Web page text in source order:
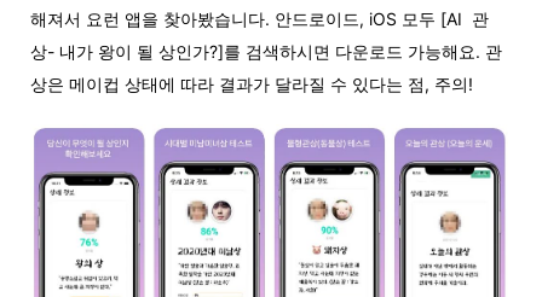
해져서 요런 앱을 찾아봤습니다. 안드로이드, iOS 모두 [AI 관
상- 내가 왕이 될 상인가?]를 검색하시면 다운로드 가능해요. 관
상은 메이컵 상태에 따라 결과가 달라질 수 있다는 점, 주의!